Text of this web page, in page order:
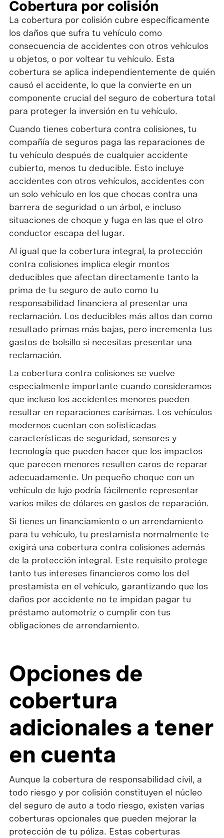
Cobertura por colisión
La cobertura por colisión cubre específicamente
los daños que sufra tu vehículo como
consecuencia de accidentes con otros vehículos
u objetos, o por voltear tu vehículo. Esta
cobertura se aplica independientemente de quién
causó el accidente, lo que la convierte en un
componente crucial del seguro de cobertura total
para proteger la inversión en tu vehículo.
Cuando tienes cobertura contra colisiones, tu
compañía de seguros paga las reparaciones de
tu vehículo después de cualquier accidente
cubierto, menos tu deducible. Esto incluye
accidentes con otros vehículos, accidentes con
un solo vehículo en los que chocas contra una
barrera de seguridad o un árbol, e incluso
situaciones de choque y fuga en las que el otro
conductor escapa del lugar.
Al igual que la cobertura integral, la protección
contra colisiones implica elegir montos
deducibles que afectan directamente tanto la
prima de tu seguro de auto como tu
responsabilidad financiera al presentar una
reclamación. Los deducibles más altos dan como
resultado primas más bajas, pero incrementa tus
gastos de bolsillo si necesitas presentar una
reclamación.
La cobertura contra colisiones se vuelve
especialmente importante cuando consideramos
que incluso los accidentes menores pueden
resultar en reparaciones carísimas. Los vehículos
modernos cuentan con sofisticadas
características de seguridad, sensores y
tecnología que pueden hacer que los impactos
que parecen menores resulten caros de reparar
adecuadamente. Un pequeño choque con un
vehículo de lujo podría fácilmente representar
varios miles de dólares en gastos de reparación.
Si tienes un financiamiento o un arrendamiento
para tu vehículo, tu prestamista normalmente te
exigirá una cobertura contra colisiones además
de la protección integral. Este requisito protege
tanto tus intereses financieros como los del
prestamista en el vehículo, garantizando que los
daños por accidente no te impidan pagar tu
préstamo automotriz o cumplir con tus
obligaciones de arrendamiento.
Opciones de
cobertura
adicionales a tener
en cuenta
Aunque la cobertura de responsabilidad civil, a
todo riesgo y por colisión constituyen el núcleo
del seguro de auto a todo riesgo, existen varias
coberturas opcionales que pueden mejorar la
protección de tu póliza. Estas coberturas